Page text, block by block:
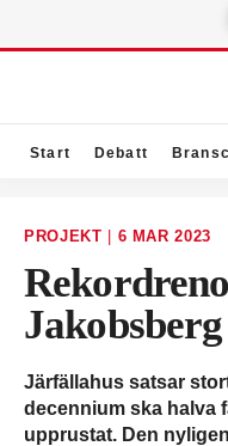
Start Debatt
PROJEKT 6 MAR 2023
Jakobsberg
Järfällahus satsar
decennium ska halva
upprustat. Den